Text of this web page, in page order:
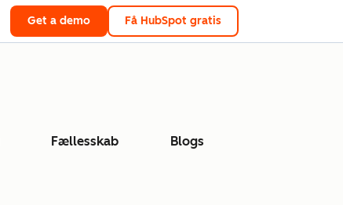
Get a demo Få HubSpot gratis
Fællesskab Blogs